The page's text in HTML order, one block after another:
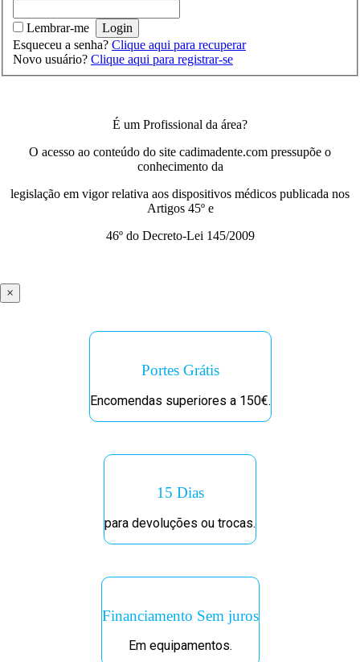
Lembrar-me
Esqueceu a senha? Clique aqui para recuperar
Novo usuário? Clique aqui para registrar-se
É um Profissional da área?
O acesso ao conteúdo do site cadimadente.com pressupõe o
conhecimento da
legislação em vigor relativa aos dispositivos médicos publicada nos
Artigos 45º e
46º do Decreto-Lei 145/2009
×
Portes Grátis
Encomendas superiores a 150€.
15 Dias
para devoluções ou trocas.
Financiamento Sem juros
Em equipamentos.